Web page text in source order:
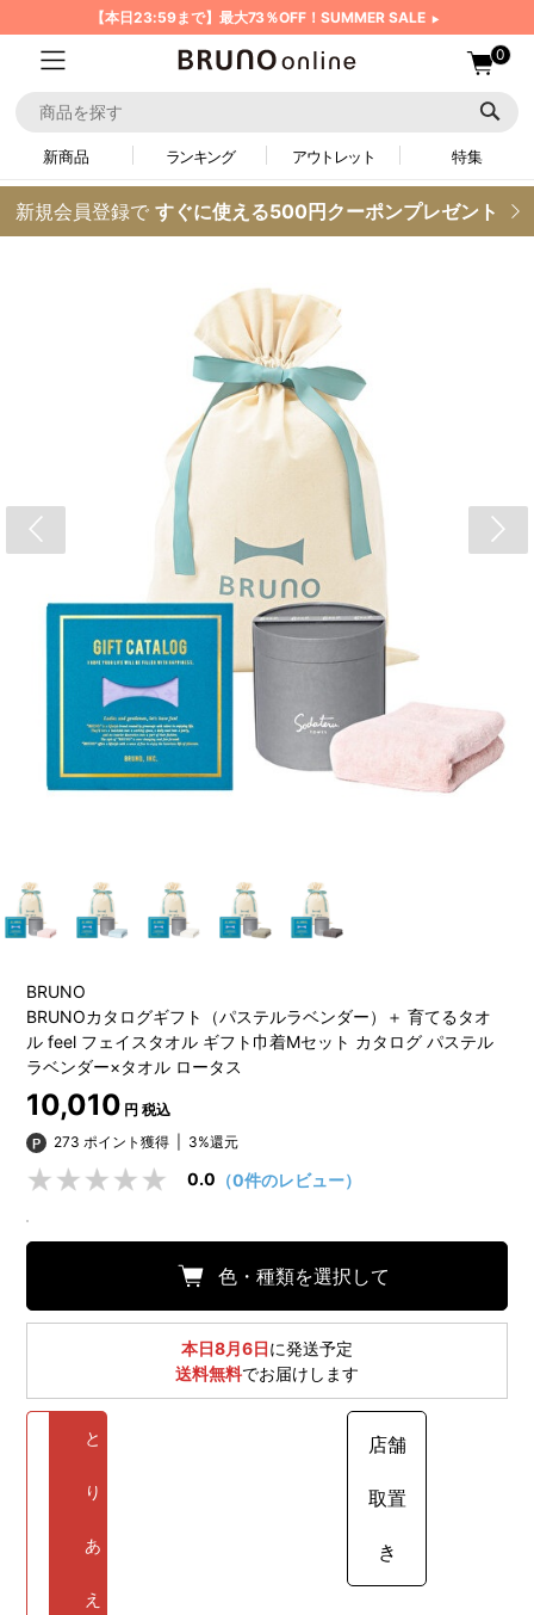
【本日23:59まで】最大73％OFF！SUMMER SALE
0
新商品 ランキング アウトレット 特集
新規会員登録で すぐに使える500円クーポンプレゼント
BRUNO
BRUNOカタログギフト（パステルラベンダー）＋ 育てるタオ
ル feel フェイスタオル ギフト巾着Mセット カタログ パステル
ラベンダー×タオル ロータス
10,010 円 税込
273 ポイント獲得
3%還元
0.0 （0件のレビュー）
色・種類を選択して
本日8月6日に発送予定
送料無料でお届けします
と
り
あ
え
店舗
取置
き